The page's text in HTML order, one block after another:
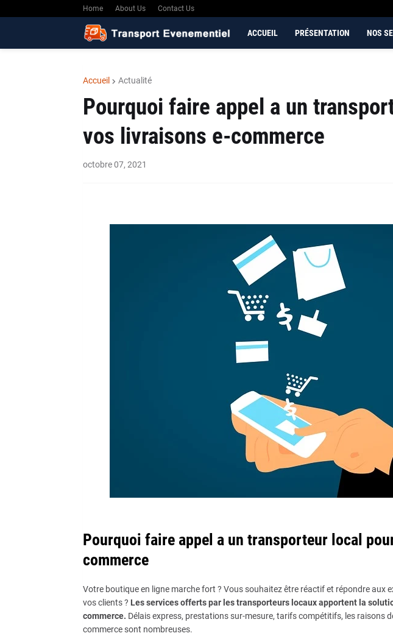
Home About Us Contact Us
ACCUEIL PRÉSENTATION NOS
Accueil Actualité
Pourquoi faire appel a un
vos livraisons e-commerce
octobre 07, 2021
Pourquoi faire appel a un transporteur local
commerce
Votre boutique en ligne marche fort ? Vous souhaitez être réactif et répondre aux
vos clients ? Les services offerts par les transporteurs locaux apportent la
commerce. Délais express, prestations sur-mesure, tarifs compétitifs, les raisons
commerce sont nombreuses.